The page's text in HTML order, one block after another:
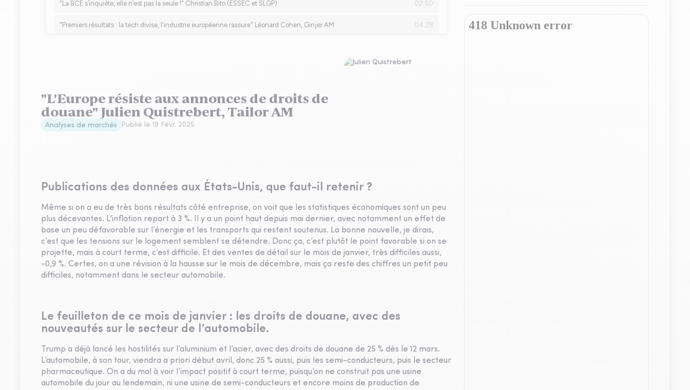
"L'Europe résiste aux annonces de droits de
douane" Julien Quistrebert, Tailor AM
Analyses de marchés Publié le 19 Févr. 2025
Publications des données aux États-Unis, que faut-il retenir ?
Même si on a eu de très bons résultats côté entreprise, on voit que les statistiques économiques sont un peu
plus décevantes. L'inflation repart à 3 %. Il y a un point haut depuis mai dernier, avec notamment un effet de
base un peu défavorable sur l’énergie et les transports qui restent soutenus. La bonne nouvelle, je dirais,
c’est que les tensions sur le logement semblent se détendre. Donc ça, c’est plutôt le point favorable si on se
projette, mais à court terme, c’est difficile. Et des ventes de détail sur le mois de janvier, très difficiles aussi,
-0,9 %. Certes, on a une révision à la hausse sur le mois de décembre, mais ça reste des chiffres un petit peu
difficiles, notamment dans le secteur automobile.
Le feuilleton de ce mois de janvier : les droits de douane, avec des
nouveautés sur le secteur de l’automobile.
Trump a déjà lancé les hostilités sur l’aluminium et l’acier, avec des droits de douane de 25 % dès le 12 mars.
L’automobile, à son tour, viendra a priori début avril, donc 25 % aussi, puis les semi-conducteurs, puis le secteur
pharmaceutique. On a du mal à voir l’impact positif à court terme, puisqu’on ne construit pas une usine
automobile du jour au lendemain, ni une usine de semi-conducteurs et encore moins de production de